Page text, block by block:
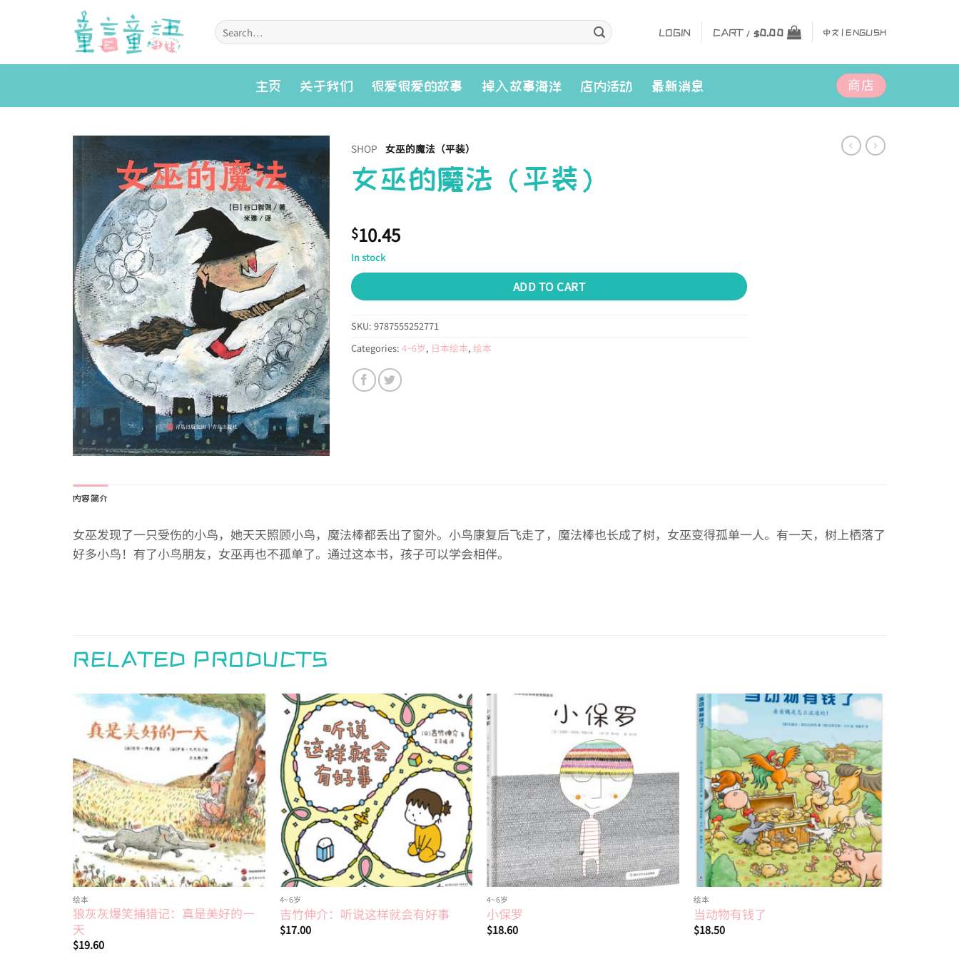
Search
for:
LOGIN CART / $0.00 中文 | ENGLISH
主页 关于我们 很爱很爱的故事 掉入故事海洋 店内活动 最新消息 商店
Add to
wishlist
SHOP 女巫的魔法（平装）
女巫的魔法（平装）
$10.45
In stock
ADD TO CART
SKU: 9787555252771
Categories: 4~6岁, 日本绘本, 绘本
内容简介
女巫发现了一只受伤的小鸟，她天天照顾小鸟，魔法棒都丢出了窗外。小鸟康复后飞走了，魔法棒也长成了树，女巫变得孤单一人。有一天，树上栖落了
好多小鸟！有了小鸟朋友，女巫再也不孤单了。通过这本书，孩子可以学会相伴。
RELATED PRODUCTS
Add to
wishlist
绘本
狼灰灰爆笑捕猎记：真是美好的一
天
$19.60
Add to
wishlist
4~6岁
吉竹伸介：听说这样就会有好事
$17.00
4~6岁
小保罗
$18.60
wishlist
绘本
当动物有钱了
$18.50